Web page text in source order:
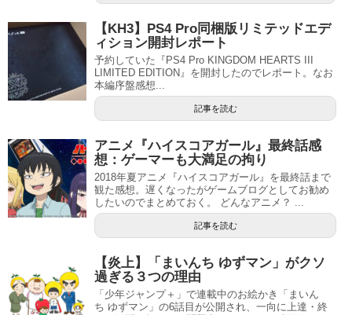
【KH3】PS4 Pro同梱版リミテッドエデ
ィション開封レポート
予約していた『PS4 Pro KINGDOM HEARTS III
LIMITED EDITION』を開封したのでレポート。なお
本編序盤感想...
記事を読む
アニメ『ハイスコアガール』最終話感
想：ゲーマーも大満足の拘り
2018年夏アニメ『ハイスコアガール』を最終話まで
観た感想。遅くなったがゲームブログとしてお勧め
したいのでまとめておく。 どんなアニメ？ ...
記事を読む
【炎上】「まいんち ゆずマン」がクソ
過ぎる３つの理由
「少年ジャンプ＋」で連載中のお絵かき「まいん
ち ゆずマン」の6話目が公開され、一向に上達・終